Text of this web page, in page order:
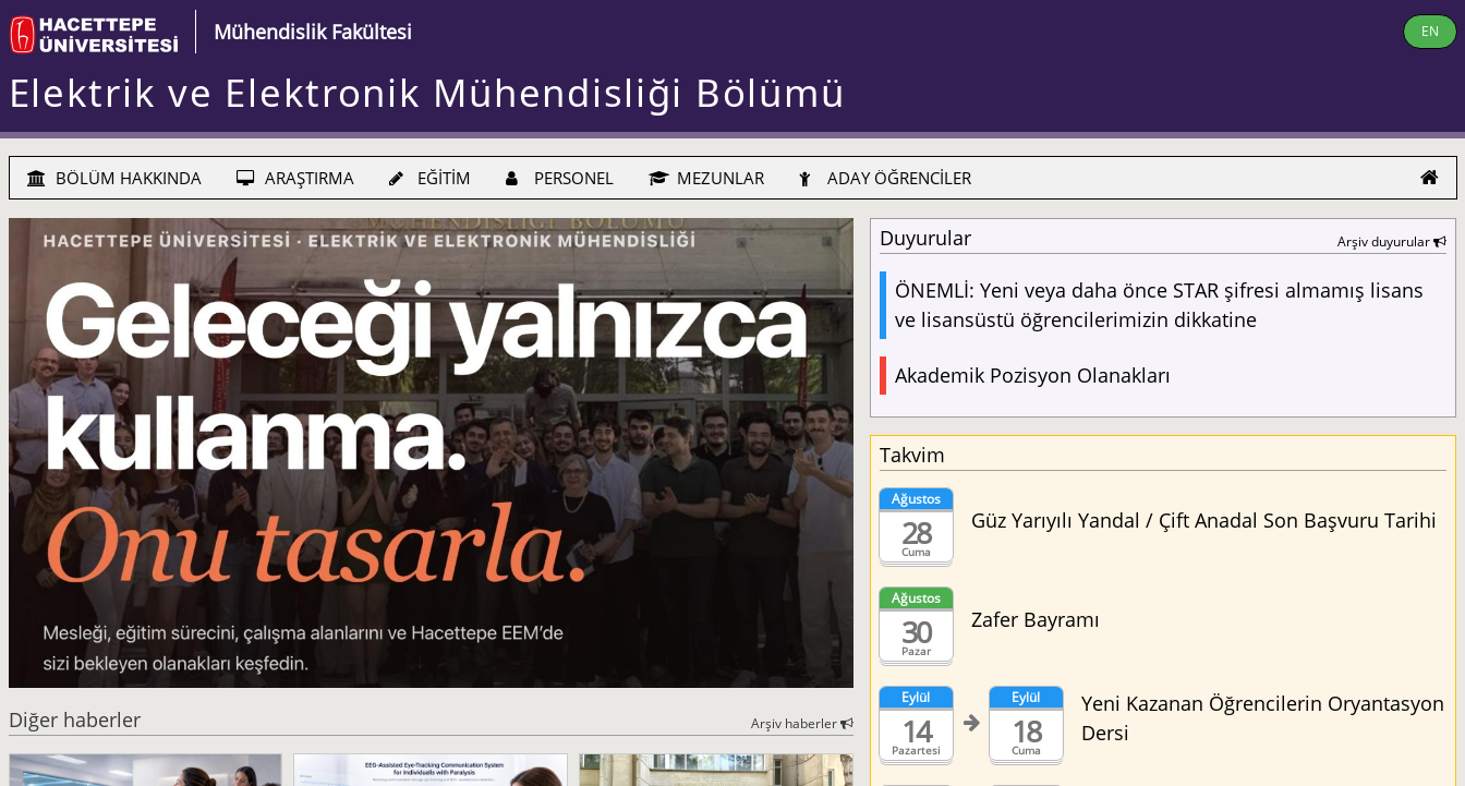
Mühendislik Fakültesi EN
Elektrik ve Elektronik Mühendisliği Bölümü
BÖLÜM HAKKINDA ARAŞTIRMA EĞİTİM PERSONEL MEZUNLAR ADAY ÖĞRENCİLER
Diğer haberler Arşiv haberler
Duyurular Arşiv duyurular
ÖNEMLİ: Yeni veya daha önce STAR şifresi almamış lisans
ve lisansüstü öğrencilerimizin dikkatine
Akademik Pozisyon Olanakları
Takvim
Cuma
Ağustos
28 Güz Yarıyılı Yandal / Çift Anadal Son Başvuru Tarihi
Pazar
Ağustos
30 Zafer Bayramı
Pazartesi
Eylül
14 Cuma
Eylül
18
Yeni Kazanan Öğrencilerin Oryantasyon
Dersi